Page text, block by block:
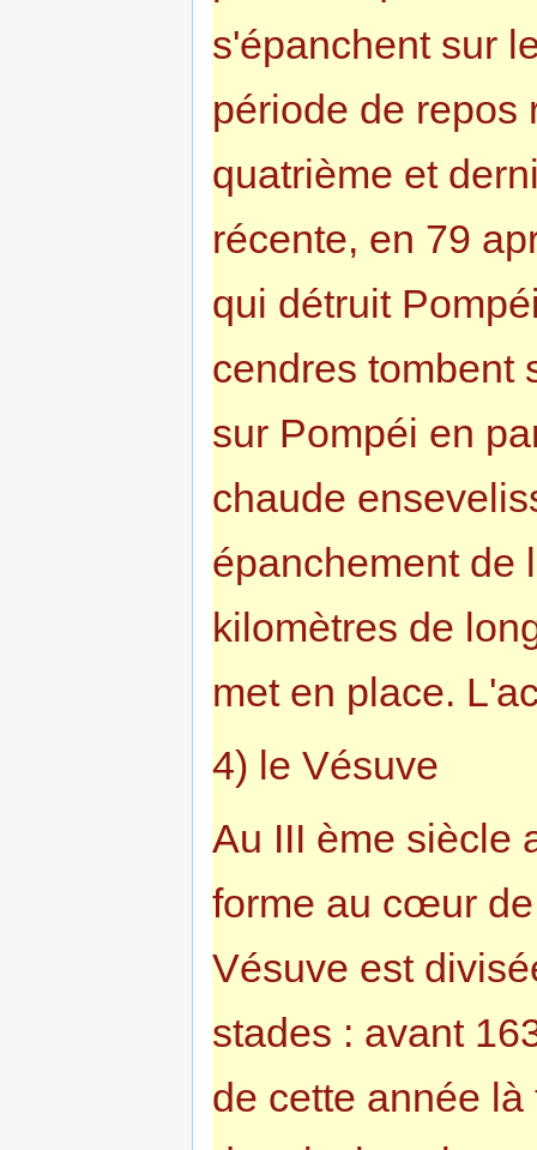
s'épanchent sur
période de repos
quatrième et
récente, en 79
qui détruit
cendres tombent
sur Pompéi en
chaude
épanchement de
kilomètres de
met en place.
4) le Vésuve
Au III ème siècle
forme au cœur
Vésuve est
stades : avant
de cette année